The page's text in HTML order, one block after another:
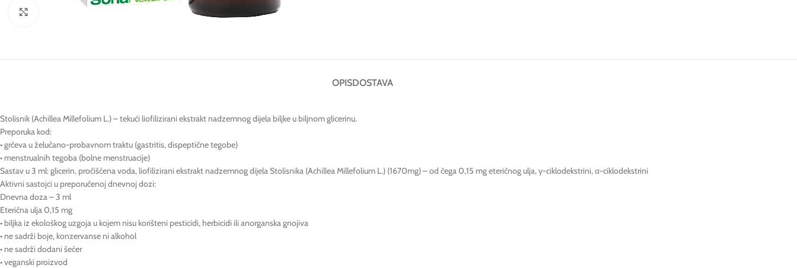
OPISDOSTAVA
Stolisnik (Achillea Millefolium L.) – tekući liofilizirani ekstrakt nadzemnog dijela biljke u biljnom glicerinu.
Preporuka kod:
• grčeva u želučano-probavnom traktu (gastritis, dispeptične tegobe)
• menstrualnih tegoba (bolne menstruacije)
Sastav u 3 ml: glicerin, pročišćena voda, liofilizirani ekstrakt nadzemnog dijela Stolisnika (Achillea Millefolium L.) (1670mg) – od čega 0,15 mg eteričnog ulja, γ-ciklodekstrini, α-ciklodekstrini
Aktivni sastojci u preporučenoj dnevnoj dozi:
Dnevna doza – 3 ml
Eterična ulja 0,15 mg
• biljka iz ekološkog uzgoja u kojem nisu korišteni pesticidi, herbicidi ili anorganska gnojiva
• ne sadrži boje, konzervanse ni alkohol
• ne sadrži dodani šećer
• veganski proizvod